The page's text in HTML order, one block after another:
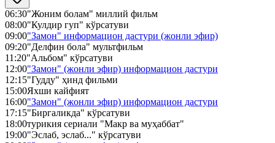
06:30"Жоним болам" миллий фильм
08:00"Кулдир гуп" кўрсатуви
09:00"Замон" информацион дастури (жонли эфир)
09:20"Делфин бола" мультфильм
11:20"Альбом" кўрсатуви
12:00"Замон" (жонли эфир) информацион дастури
12:15"Гудду" ҳинд фильми
15:00Яхши кайфият
16:00"Замон" (жонли эфир) информацион дастури
17:15"Биргаликда" кўрсатуви
18:00турикия сериали "Макр ва муҳаббат"
19:00"Эслаб, эслаб..." кўрсатуви